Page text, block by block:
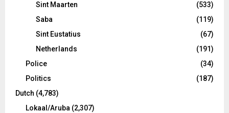
Sint Maarten
(533)
Saba
(119)
Sint Eustatius
(67)
Netherlands
(191)
Police
(34)
Politics
(187)
Dutch (4,783)
Lokaal/Aruba (2,307)